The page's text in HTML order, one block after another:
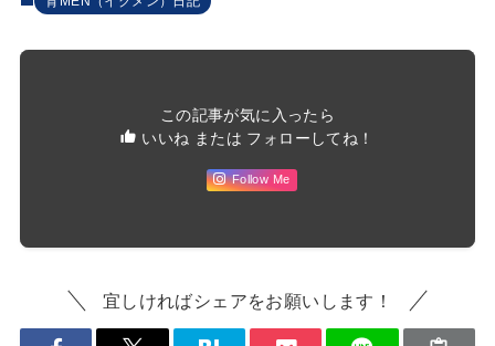
この記事が気に入ったら
いいね または フォローしてね！
Follow Me
宜しければシェアをお願いします！